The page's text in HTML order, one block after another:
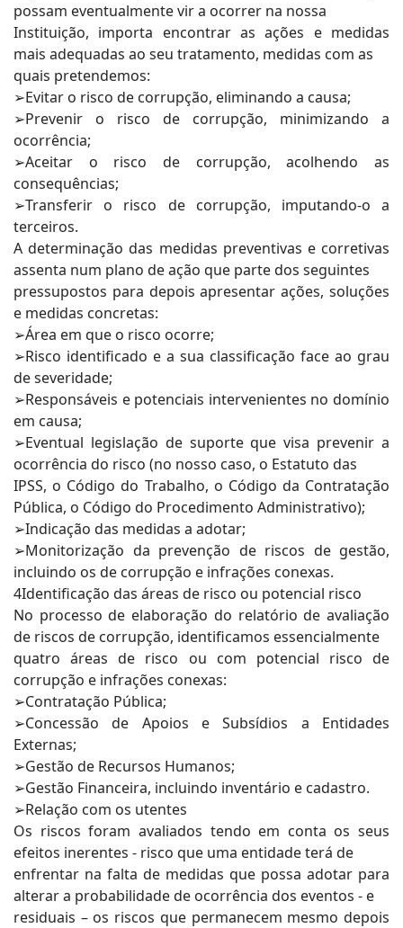
possam eventualmente vir a ocorrer na nossa
Instituição, importa encontrar as ações e medidas
mais adequadas ao seu tratamento, medidas com as
quais pretendemos:
➢Evitar o risco de corrupção, eliminando a causa;
➢Prevenir o risco de corrupção, minimizando a
ocorrência;
➢Aceitar o risco de corrupção, acolhendo as
consequências;
➢Transferir o risco de corrupção, imputando-o a
terceiros.
A determinação das medidas preventivas e corretivas
assenta num plano de ação que parte dos seguintes
pressupostos para depois apresentar ações, soluções
e medidas concretas:
➢Área em que o risco ocorre;
➢Risco identificado e a sua classificação face ao grau
de severidade;
➢Responsáveis e potenciais intervenientes no domínio
em causa;
➢Eventual legislação de suporte que visa prevenir a
ocorrência do risco (no nosso caso, o Estatuto das
IPSS, o Código do Trabalho, o Código da Contratação
Pública, o Código do Procedimento Administrativo);
➢Indicação das medidas a adotar;
➢Monitorização da prevenção de riscos de gestão,
incluindo os de corrupção e infrações conexas.
4Identificação das áreas de risco ou potencial risco
No processo de elaboração do relatório de avaliação
de riscos de corrupção, identificamos essencialmente
quatro áreas de risco ou com potencial risco de
corrupção e infrações conexas:
➢Contratação Pública;
➢Concessão de Apoios e Subsídios a Entidades
Externas;
➢Gestão de Recursos Humanos;
➢Gestão Financeira, incluindo inventário e cadastro.
➢Relação com os utentes
Os riscos foram avaliados tendo em conta os seus
efeitos inerentes - risco que uma entidade terá de
enfrentar na falta de medidas que possa adotar para
alterar a probabilidade de ocorrência dos eventos - e
residuais – os riscos que permanecem mesmo depois